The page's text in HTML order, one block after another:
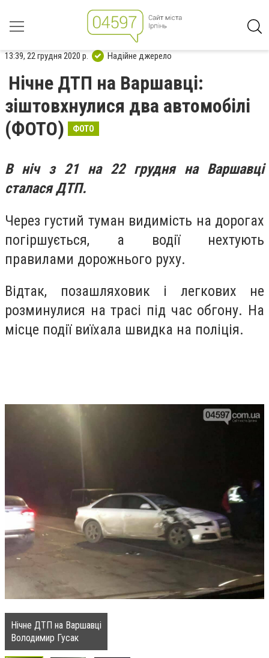
13:39, 22 грудня 2020 р. Надійне джерело
Нічне ДТП на Варшавці:
зіштовхнулися два автомобілі
(ФОТО)
ФОТО
В ніч з 21 на 22 грудня на Варшавці
сталася ДТП.
Через густий туман видимість на дорогах
погіршується, а водії нехтують
правилами дорожнього руху.
Відтак, позашляховик і легкових не
розминулися на трасі під час обгону. На
місце події виїхала швидка на поліція.
Нічне ДТП на Варшавці
Володимир Гусак